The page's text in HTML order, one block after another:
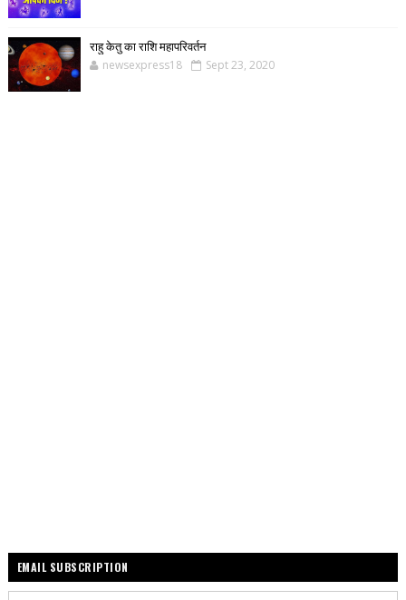
राहु केतु का राशि महापरिवर्तन
newsexpress18 Sept 23, 2020
EMAIL SUBSCRIPTION